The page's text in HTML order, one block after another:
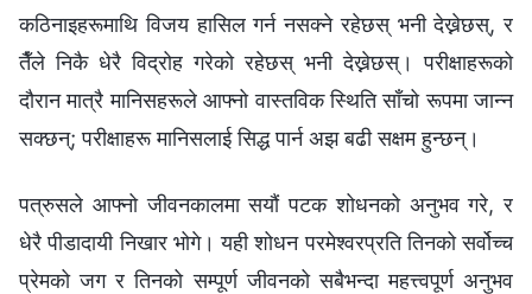
कठिनाइहरूमाथि विजय हासिल गर्न नसक्ने रहेछस् भनी देख्नेछस्, र
तैँले निकै धेरै विद्रोह गरेको रहेछस् भनी देख्नेछस्। परीक्षाहरूको
दौरान मात्रै मानिसहरूले आफ्नो वास्तविक स्थिति साँचो रूपमा जान्न
सक्छन्; परीक्षाहरू मानिसलाई सिद्ध पार्न अझ बढी सक्षम हुन्छन्।
पत्रुसले आफ्नो जीवनकालमा सयौं पटक शोधनको अनुभव गरे, र
धेरै पीडादायी निखार भोगे। यही शोधन परमेश्‍वरप्रति तिनको सर्वोच्च
प्रेमको जग र तिनको सम्पूर्ण जीवनको सबैभन्दा महत्त्वपूर्ण अनुभव